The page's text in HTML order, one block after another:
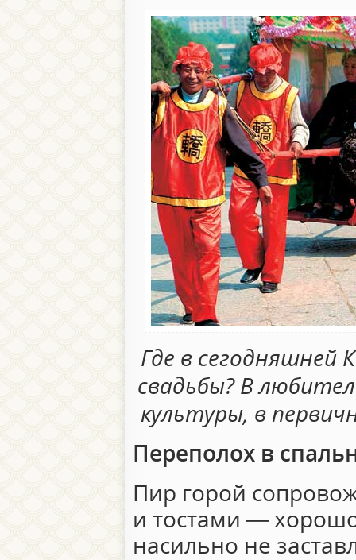
Где в сегодняшней
свадьбы? В
культуры, в
Переполох в
Пир горой
и тостами —
насильно не